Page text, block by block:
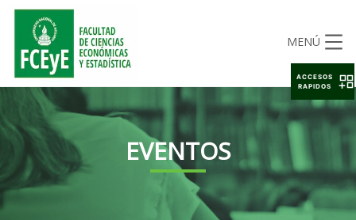
MENÚ
EVENTOS
ACCESOS
RAPIDOS